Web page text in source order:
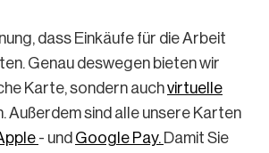
dass Einkäufe für die Arbeit
Genau deswegen bieten wir
Karte, sondern auchvirtuelle
Außerdem sind alle unsere Karten
- und Google Pay. Damit Sie